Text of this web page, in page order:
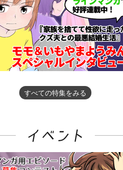
すべての特集をみる